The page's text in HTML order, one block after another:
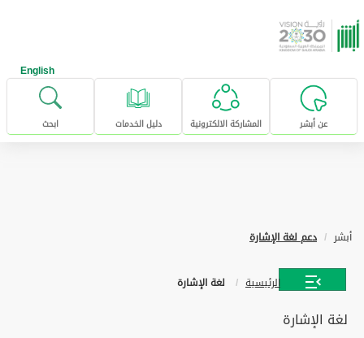
تخطى للإنتقال إلى المحتوى الرئيسي
English
عن أبشر المشاركة الالكترونية دليل الخدمات ابحث
أبشر دعم لغة الإشارة
الرئيسية لغة الإشارة
لغة الإشارة